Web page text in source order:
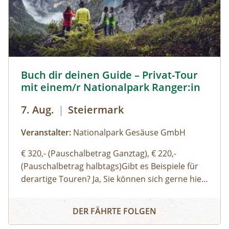
zum Nachthimmel, zur Nachtfotografi e oder zur
Tierwelt, die in der Nacht übrigens ziemlich aktiv
ist. Begleitet wird die Tour von einem
Naturparkführer, der auch ein passionierter
Buch dir deinen Guide – Privat-Tour
mit einem/r Nationalpark Ranger:in
7. Aug. | Steiermark
Veranstalter: Nationalpark Gesäuse GmbH
€ 320,- (Pauschalbetrag Ganztag), € 220,-
(Pauschalbetrag halbtags)Gibt es Beispiele für
derartige Touren? Ja, Sie können sich gerne hier
einen Überblick über unsere Standard-Touren
verschaffen. Sie können sich aber auch gerne
Buch dir deinen Guide – Privat-Tour mit einem/r
DER FÄHRTE FOLGEN